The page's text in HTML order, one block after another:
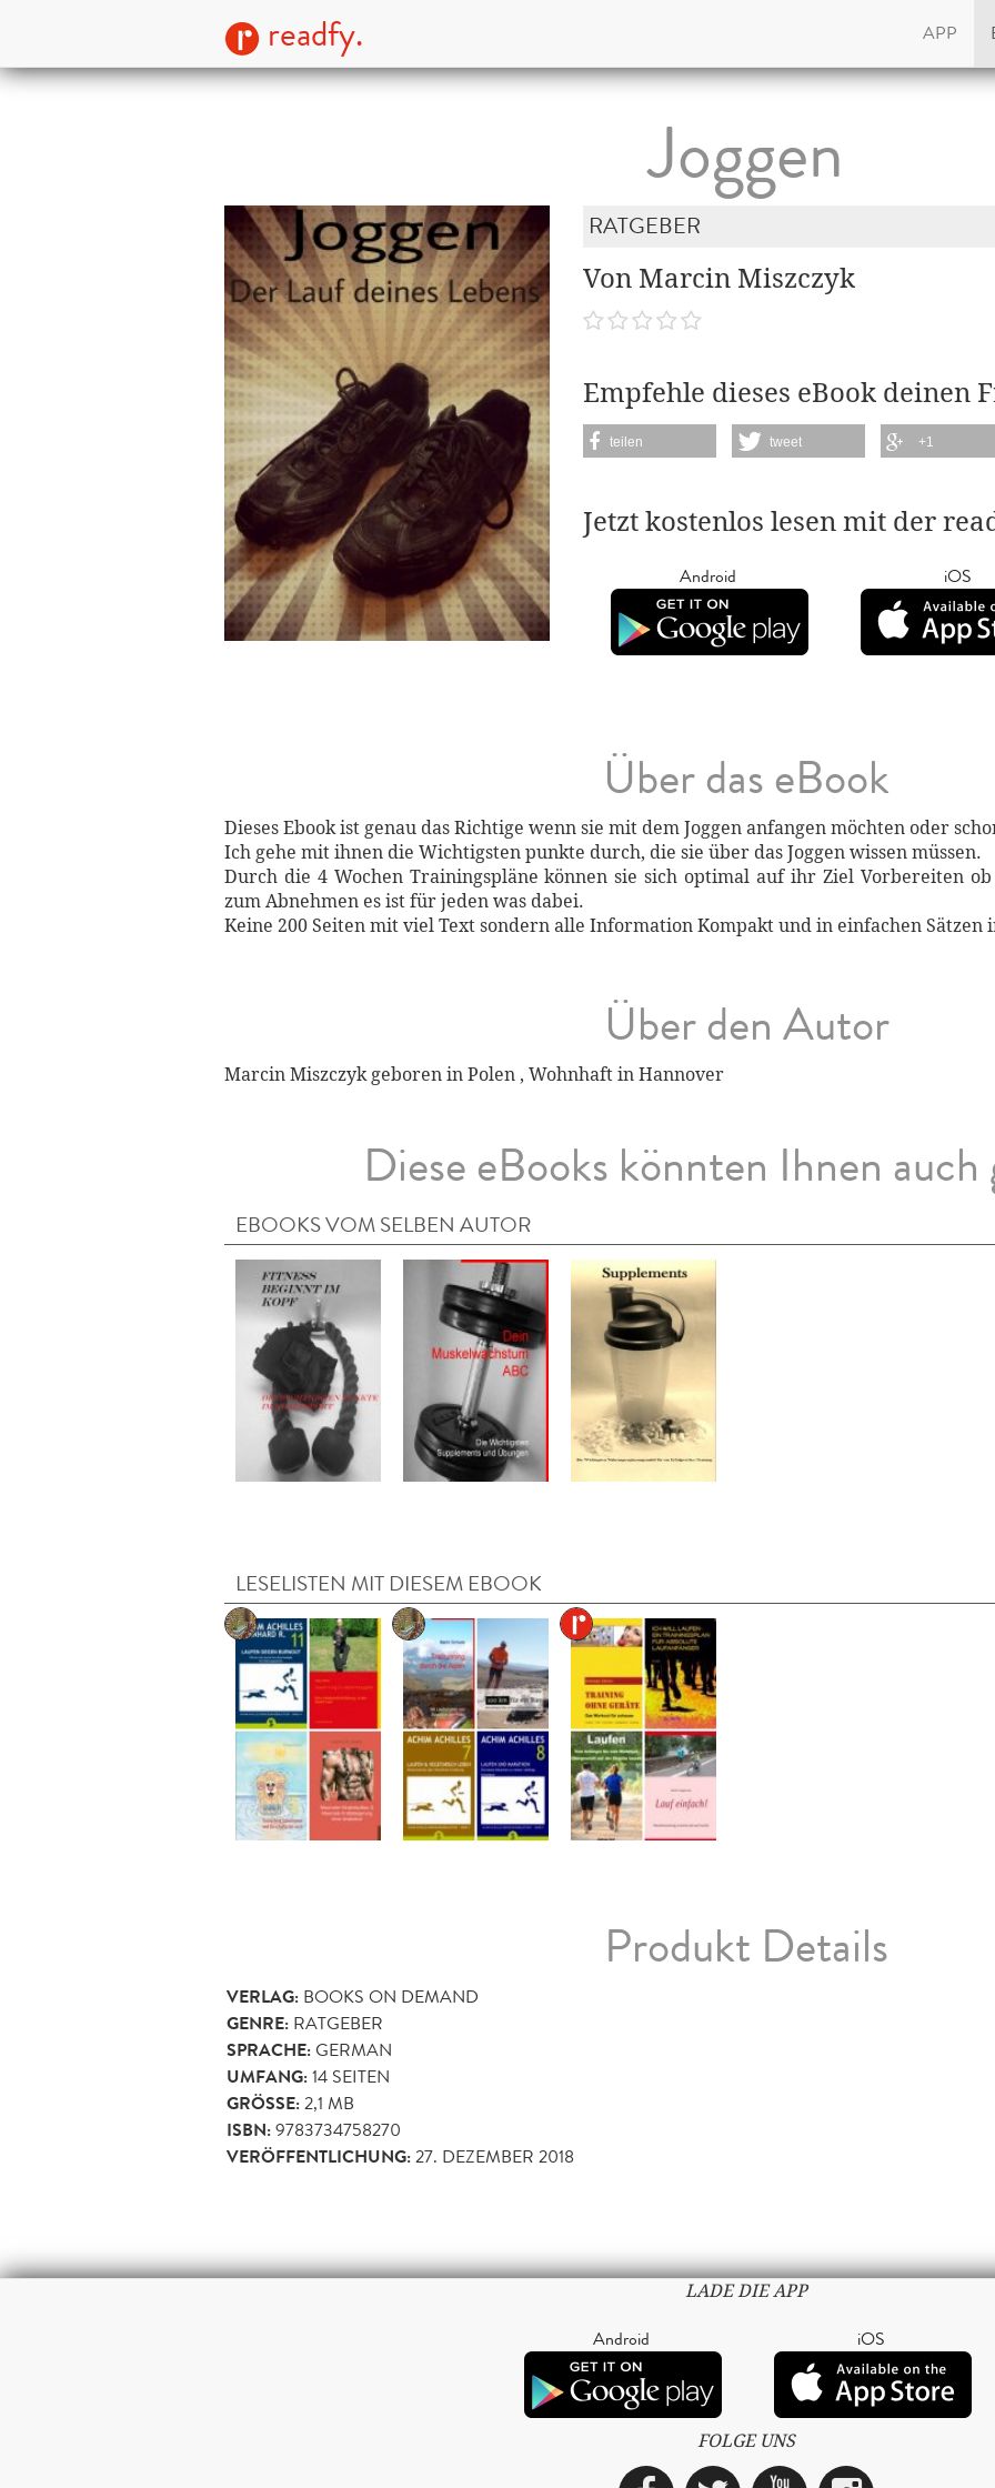
readfy. APP
Joggen
RATGEBER
Von Marcin Miszczyk
Empfehle dieses eBook deinen
teilen tweet +1
Jetzt kostenlos lesen mit der
Android iOS
Über das eBook
Dieses Ebook ist genau das Richtige wenn sie mit dem Joggen anfangen möchten oder
Ich gehe mit ihnen die Wichtigsten punkte durch, die sie über das Joggen wissen müssen.
Durch die 4 Wochen Trainingspläne können sie sich optimal auf ihr Ziel Vorbereiten
zum Abnehmen es ist für jeden was dabei.
Keine 200 Seiten mit viel Text sondern alle Information Kompakt und in einfachen Sätzen
Über den Autor
Marcin Miszczyk geboren in Polen , Wohnhaft in Hannover
Diese eBooks könnten Ihnen auch
EBOOKS VOM SELBEN AUTOR
LESELISTEN MIT DIESEM EBOOK
Produkt Details
VERLAG: BOOKS ON DEMAND
GENRE: RATGEBER
SPRACHE:GERMAN
UMFANG:14 SEITEN
GRÖSSE: 2,1 MB
ISBN:9783734758270
VERÖFFENTLICHUNG:27. DEZEMBER 2018
LADE DIE APP
Android iOS
FOLGE UNS